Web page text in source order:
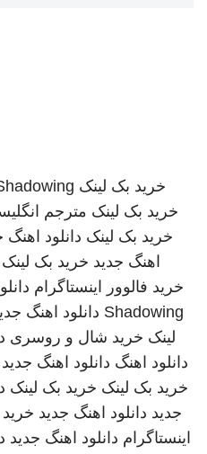
خرید بک لینک
خرید بک لینک مترجم
خرید بک لینک دانلود اهنگ
اهنگ جدید خرید بک لینک
خرید فالوور اینستاگرام
Shadowing دانلود اهنگ
لینک خرید شال و روسری
دانلود اهنگ دانلود اهنگ جدید
خرید بک لینک خرید بک لینک
جدید دانلود اهنگ جدید
اینستاگرام دانلود اهنگ جدید